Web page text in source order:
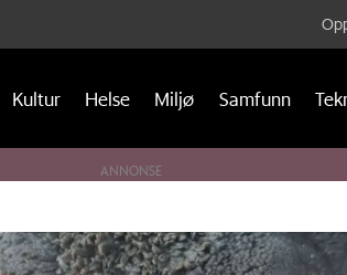
Kultur Helse Miljø Samfunn